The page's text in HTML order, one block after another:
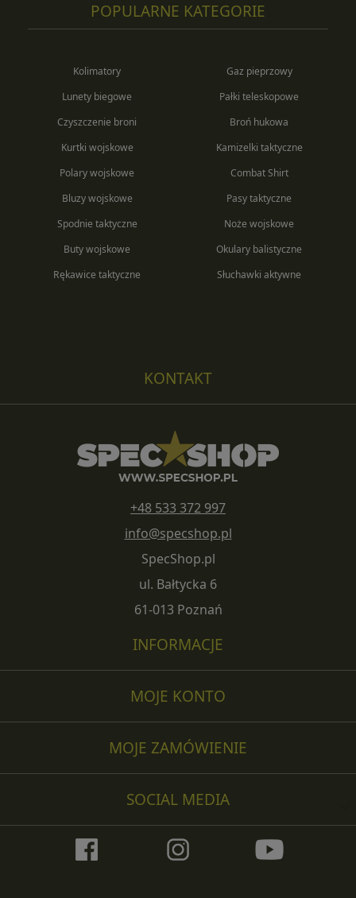
POPULARNE KATEGORIE
Kolimatory
Lunety biegowe
Czyszczenie broni
Gaz pieprzowy
Pałki teleskopowe
Broń hukowa
Kurtki wojskowe
Polary wojskowe
Bluzy wojskowe
Kamizelki taktyczne
Combat Shirt
Pasy taktyczne
Spodnie taktyczne
Buty wojskowe
Rękawice taktyczne
Noże wojskowe
Okulary balistyczne
Słuchawki aktywne
MOJE ZAMÓWIENIE
MOJE KONTO
KONTAKT
+48 533 372 997
info@specshop.pl
SpecShop.pl
ul. Bałtycka 6
61-013 Poznań
INFORMACJE
SOCIAL MEDIA